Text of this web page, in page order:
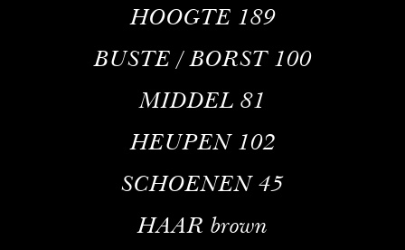
HOOGTE 189
BUSTE / BORST 100
MIDDEL 81
HEUPEN 102
SCHOENEN 45
HAAR brown